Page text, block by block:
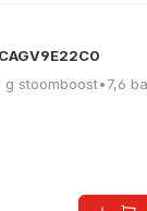
g stoomboost•7,6